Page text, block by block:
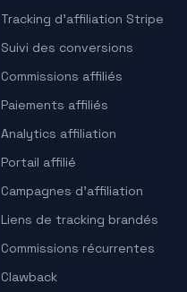
Tracking d’affiliation Stripe
Suivi des conversions
Commissions affiliés
Paiements affiliés
Analytics affiliation
Portail affilié
Campagnes d’affiliation
Liens de tracking brandés
Commissions récurrentes
Clawback